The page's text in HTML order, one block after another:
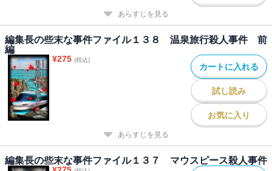
あらすじを見る
編集長の些末な事件ファイル１３８ 温泉旅行殺人事件 前
編
¥275 (税込)
カートに入れる
試し読み
お気に入り
あらすじを見る
編集長の些末な事件ファイル１３７ マウスピース殺人事件